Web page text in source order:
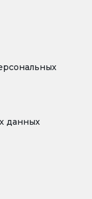
данных